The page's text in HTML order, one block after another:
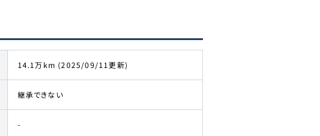
14.1万km (2025/09/11更新)
継承できない
-